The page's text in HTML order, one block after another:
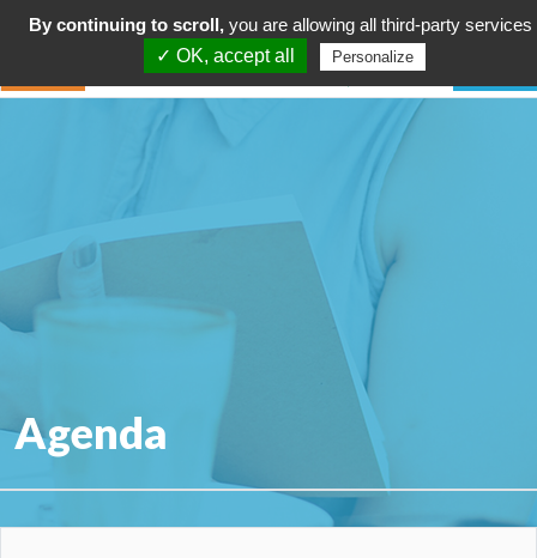
Agenda
By continuing to scroll, you are allowing all third-party services
✓ OK, accept all
Personalize